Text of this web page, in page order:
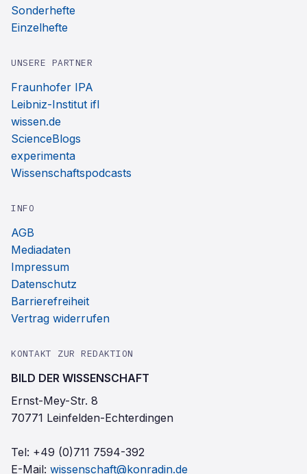
Sonderhefte
Einzelhefte
UNSERE PARTNER
Fraunhofer IPA
Leibniz-Institut ifl
wissen.de
ScienceBlogs
experimenta
Wissenschaftspodcasts
INFO
AGB
Mediadaten
Impressum
Datenschutz
Barrierefreiheit
Vertrag widerrufen
KONTAKT ZUR REDAKTION
BILD DER WISSENSCHAFT
Ernst-Mey-Str. 8
70771 Leinfelden-Echterdingen
Tel: +49 (0)711 7594-392
E-Mail: wissenschaft@konradin.de